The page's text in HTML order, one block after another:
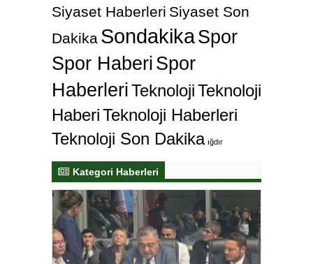
Siyaset Haberleri Siyaset Son
Dakika SondakikaSpor
Spor Haberi Spor
HaberleriTeknolojiTeknoloji
HaberiTeknoloji Haberleri
Teknoloji Son Dakika ığdır
Kategori Haberleri